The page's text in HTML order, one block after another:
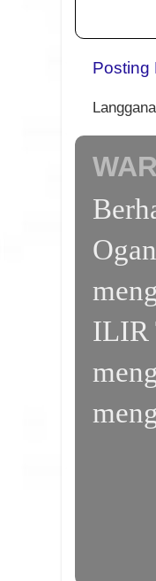
Posting
ILIR